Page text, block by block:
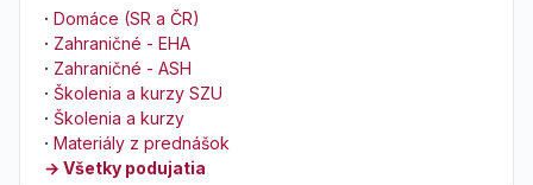
· Domáce (SR a ČR)
· Zahraničné - EHA
· Zahraničné - ASH
· Školenia a kurzy SZU
· Školenia a kurzy
· Materiály z prednášok
→ Všetky podujatia